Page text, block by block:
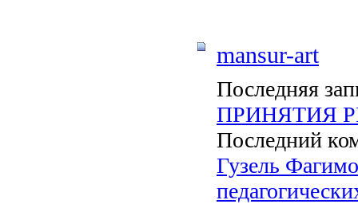
mansur-art
Последняя
ПРИНЯТИЯ
Последний
Гузель